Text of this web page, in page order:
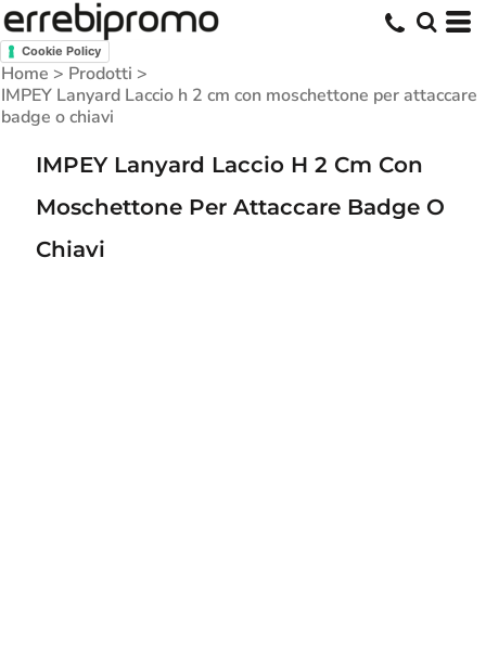
Cookie Policy
Home > Prodotti >
IMPEY Lanyard Laccio h 2 cm con moschettone per attaccare
badge o chiavi
IMPEY Lanyard Laccio H 2 Cm Con
Moschettone Per Attaccare Badge O
Chiavi